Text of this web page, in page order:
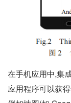
在手机应用中,集
应用程序可以获